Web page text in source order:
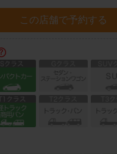
この店舗で予約する